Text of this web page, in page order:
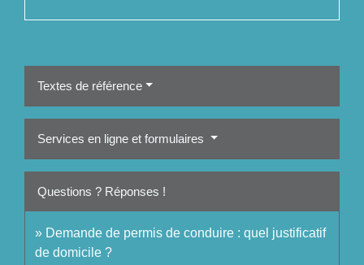
Textes de référence
Services en ligne et formulaires
Questions ? Réponses !
Demande de permis de conduire : quel justificatif
de domicile ?